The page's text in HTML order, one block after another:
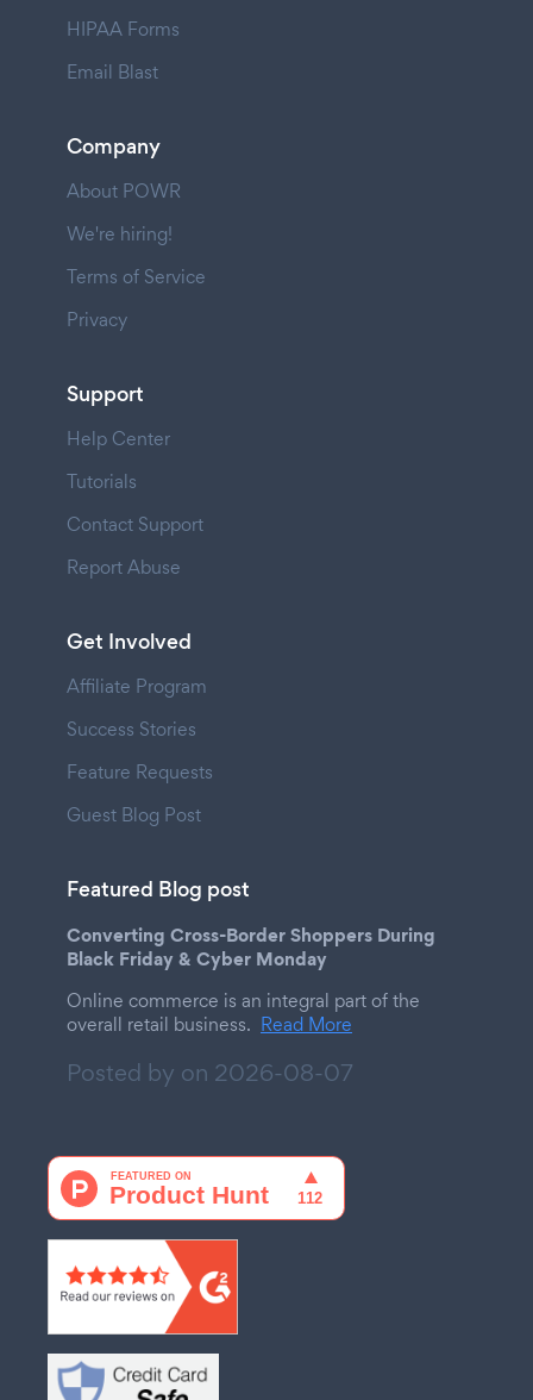
HIPAA Forms
Email Blast
Company
About POWR
We're hiring!
Terms of Service
Privacy
Support
Help Center
Tutorials
Contact Support
Report Abuse
Get Involved
Affiliate Program
Success Stories
Feature Requests
Guest Blog Post
Featured Blog post
Converting Cross-Border Shoppers During
Black Friday & Cyber Monday
Online commerce is an integral part of the
overall retail business. Read More
Posted by on 2026-08-07